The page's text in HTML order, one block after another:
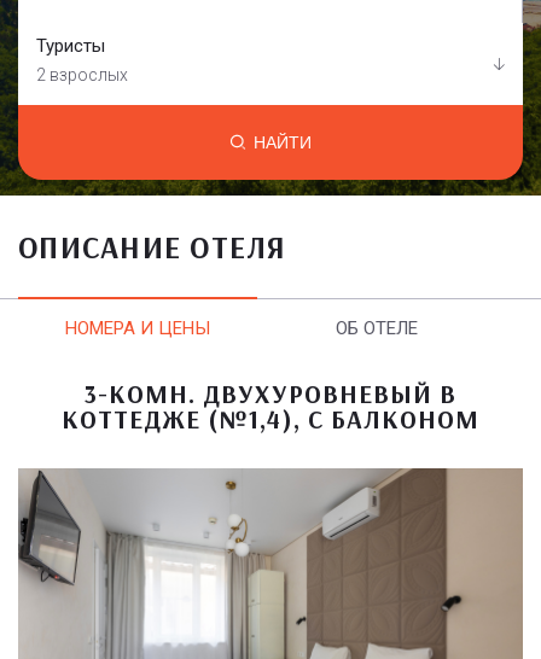
Туристы
2 взрослых
НАЙТИ
ОПИСАНИЕ ОТЕЛЯ
НОМЕРА И ЦЕНЫ ОБ ОТЕЛЕ
3-КОМН. ДВУХУРОВНЕВЫЙ В
КОТТЕДЖЕ (№1,4), С БАЛКОНОМ